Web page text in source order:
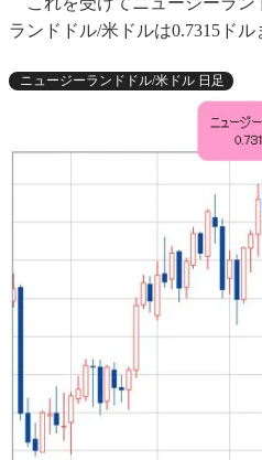
ランドドル/米ドルは0.7315ドル
ニュージーランドドル/米ドル 日足